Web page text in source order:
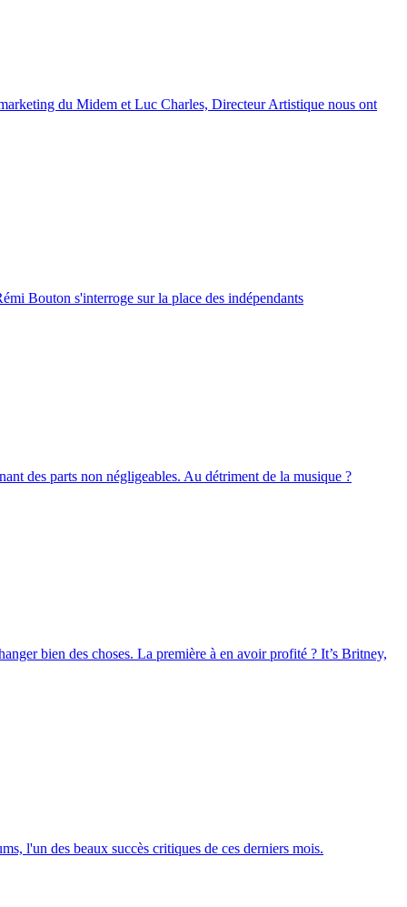
du Midem et Luc Charles, Directeur Artistique nous ont
Bouton s'interroge sur la place des indépendants
des parts non négligeables. Au détriment de la musique ?
bien des choses. La première à en avoir profité ? It’s Britney,
l'un des beaux succès critiques de ces derniers mois.